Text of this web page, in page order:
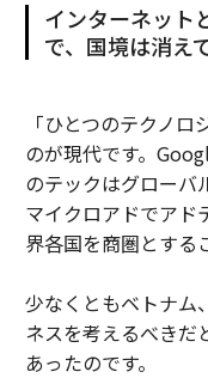
インターネット
で、国境は消え
「ひとつのテクノ
のが現代です。
のテックはグローバ
マイクロアドでアド
界各国を商圏とする
少なくともベトナム
ネスを考えるべきだ
あったのです。